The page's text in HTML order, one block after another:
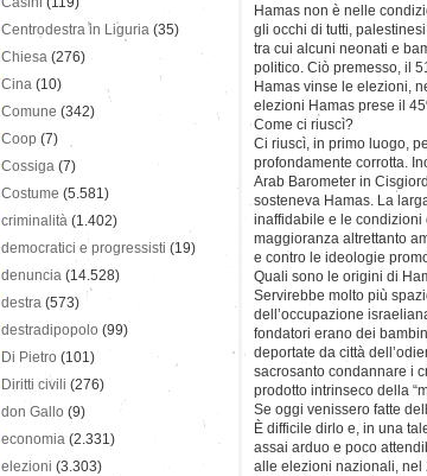
Hamas non è nelle
gli occhi di tutti,
tra cui alcuni neonati e
politico. Ciò premesso, il
Hamas vinse le elezioni,
elezioni Hamas prese il
Come ci riuscì?
Ci riuscì, in primo luogo,
profondamente corrotta.
Arab Barometer in
sosteneva Hamas. La
inaffidabile e le condizioni
maggioranza altrettanto
e contro le ideologie
Quali sono le origini di
Servirebbe molto più
dell’occupazione
fondatori erano dei
deportate da città
sacrosanto condannare i
prodotto intrinseco della
Se oggi venissero fatte
È difficile dirlo e, in una
assai arduo e poco
alle elezioni nazionali, nel
Centrodestra in Liguria (35)
Chiesa (276)
Cina (10)
Comune (342)
Coop (7)
Cossiga (7)
Costume (5.581)
criminalità (1.402)
democratici e progressisti (19)
denuncia (14.528)
destra (573)
destradipopolo (99)
Di Pietro (101)
Diritti civili (276)
don Gallo (9)
economia (2.331)
elezioni (3.303)